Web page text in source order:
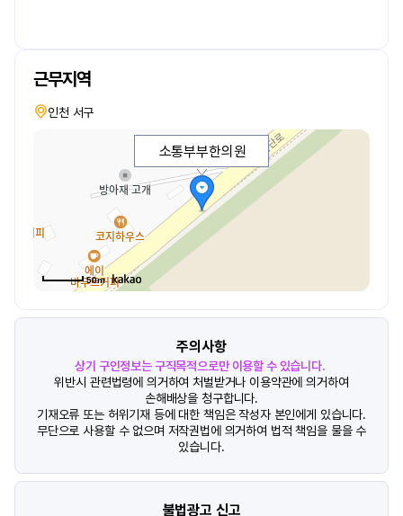
근무지역
인천 서구
소통부부한의원
50m
주의사항
상기 구인정보는 구직목적으로만 이용할 수 있습니다.
위반시 관련법령에 의거하여 처벌받거나 이용약관에 의거하여
손해배상을 청구합니다.
기재오류 또는 허위기재 등에 대한 책임은 작성자 본인에게 있습니다.
무단으로 사용할 수 없으며 저작권법에 의거하여 법적 책임을 물을 수
있습니다.
불법광고 신고